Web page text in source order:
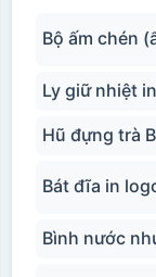
Bộ ấm chén
Ly giữ nhiệt
Hũ đựng trà
Bát đĩa in
Bình nước